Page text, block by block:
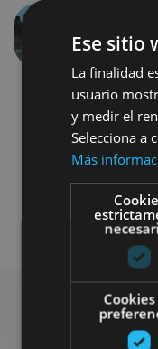
Anterior
Visitas
Ese sitio
La finalidad
usuario
y medir el
Selecciona a
Más
Cookies